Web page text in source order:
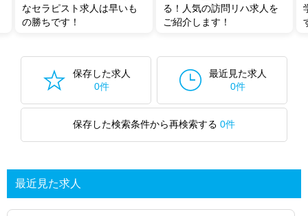
なセラピスト求人は早いも
の勝ちです！
る！人気の訪問リハ求人を
ご紹介します！
保存した求人
0件
最近見た求人
0件
保存した検索条件から再検索する 0件
最近見た求人